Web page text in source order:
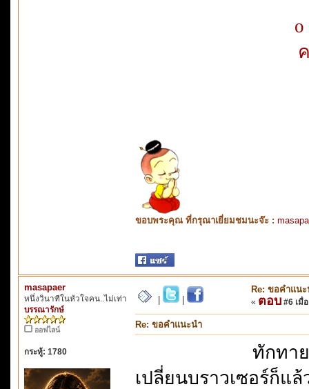
ขอบพระคุณ ที่กรุณาเยี่ยมชมนะจ๊ะ :
masapaer
หนึ่งวินาทีในหัวใจคน..ไม่เท่า
บรรณารักษ์
ออฟไลน์
กระทู้: 1780
Re: ขอคำแนะ
« ตอบ #6 เมื่
Re: ขอคำแนะนำ
ทักทา
เปลี่ยนบราวเซอร์ก็แ